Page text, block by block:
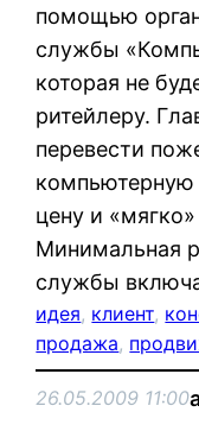
помощью
службы
которая не
ритейлеру.
перевести
компьютерную
цену и
Минимальная
службы
идея, клиент,
продажа,
26.05.2009 11:00